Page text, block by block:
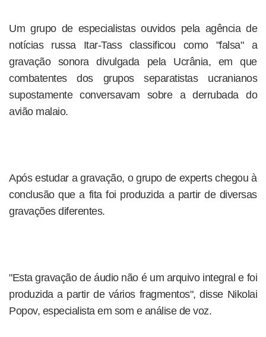
Um grupo de especialistas ouvidos pela agência de
notícias russa Itar-Tass classificou como "falsa" a
gravação sonora divulgada pela Ucrânia, em que
combatentes dos grupos separatistas ucranianos
supostamente conversavam sobre a derrubada do
avião malaio.
Após estudar a gravação, o grupo de experts chegou à
conclusão que a fita foi produzida a partir de diversas
gravações diferentes.
"Esta gravação de áudio não é um arquivo integral e foi
produzida a partir de vários fragmentos", disse Nikolai
Popov, especialista em som e análise de voz.